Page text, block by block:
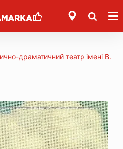
драматичний театр імені В.